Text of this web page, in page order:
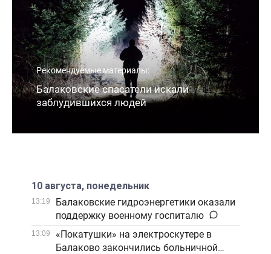
Рекомендуемые материалы:
Балаковские спасатели искали
заблудившихся людей
10 августа, понедельник
13:19
Балаковские гидроэнергетики оказали
поддержку военному госпиталю
13:09
«Покатушки» на электроскутере в
Балаково закончились больничной